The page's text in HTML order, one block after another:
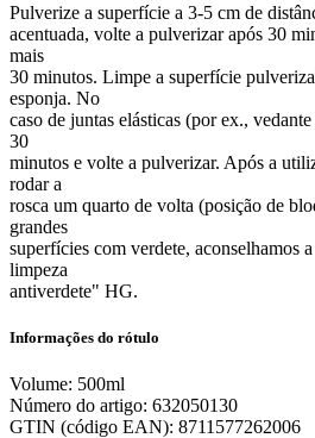
Pulverize a superfície a 3-5 cm de
acentuada, volte a pulverizar após 30
mais
30 minutos. Limpe a superfície
esponja. No
caso de juntas elásticas (por ex.,
30
minutos e volte a pulverizar. Após a
rodar a
rosca um quarto de volta (posição de
grandes
superfícies com verdete, aconselhamos
limpeza
antiverdete" HG.
Informações do rótulo
Volume: 500ml
Número do artigo: 632050130
GTIN (código EAN): 8711577262006